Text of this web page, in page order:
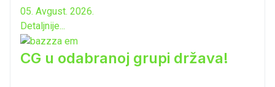
05. Avgust. 2026.
Detaljnije...
CG u odabranoj grupi država!